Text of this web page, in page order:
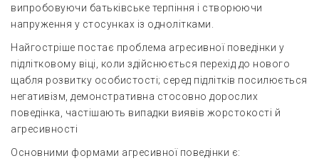
випробовуючи батьківське терпіння і створюючи
напруження у стосунках із однолітками.
Найгостріше постає проблема агресивної поведінки у
підлітковому віці, коли здійснюється перехід до нового
щабля розвитку особистості; серед підлітків посилюється
негативізм, демонстративна стосовно дорослих
поведінка, частішають випадки виявів жорстокості й
агресивності
Основними формами агресивної поведінки є: